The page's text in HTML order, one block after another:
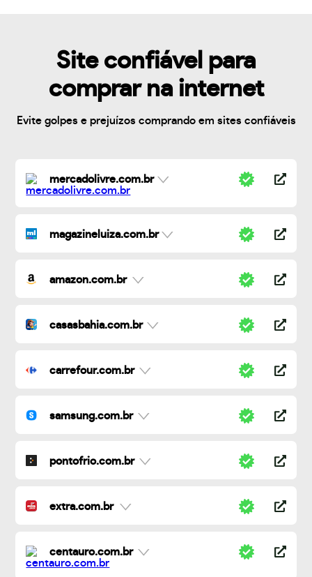
Site confiável para
comprar na internet
Evite golpes e prejuízos comprando em sites confiáveis
mercadolivre.com.br
magazineluiza.com.br
amazon.com.br
casasbahia.com.br
carrefour.com.br
samsung.com.br
pontofrio.com.br
extra.com.br
centauro.com.br